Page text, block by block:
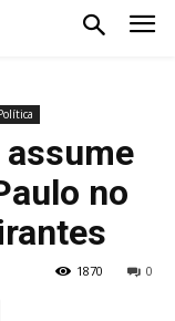
no
0
1870